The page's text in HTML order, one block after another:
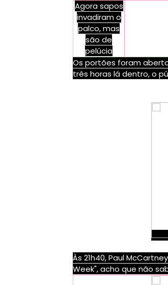
Agora sapos
invadiram o
palco, mas
são de
pelúcia
Os portões foram
três horas lá dentro, o
Às 21h40, Paul
Week", acho que não